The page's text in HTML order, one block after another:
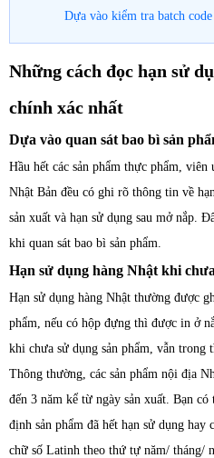
Dựa vào kiểm tra batch
Những cách đọc hạn sử
chính xác nhất
Dựa vào quan sát bao bì sản
Hầu hết các sản phẩm thực phẩm,
Nhật Bản đều có ghi rõ thông tin về
sản xuất và hạn sử dụng sau mở nắp.
khi quan sát bao bì sản phẩm.
Hạn sử dụng hàng Nhật khi
Hạn sử dụng hàng Nhật thường được
phẩm, nếu có hộp đựng thì được in ở
khi chưa sử dụng sản phẩm, vẫn trong
Thông thường, các sản phẩm nội địa
đến 3 năm kể từ ngày sản xuất. Bạn
định sản phẩm đã hết hạn sử dụng
chữ số Latinh theo thứ tự năm/ tháng/